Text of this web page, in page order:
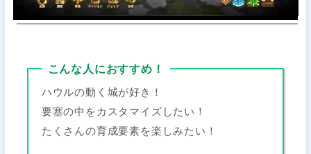
こんな人におすすめ！
ハウルの動く城が好き！
要塞の中をカスタマイズしたい！
たくさんの育成要素を楽しみたい！